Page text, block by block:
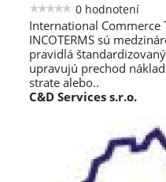
0 hodnotení
International Commerce
INCOTERMS sú
pravidlá
upravujú prechod
strate alebo..
C&D Services s.r.o.